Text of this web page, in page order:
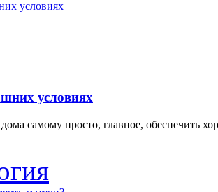
условиях
самому просто, главное, обеспечить